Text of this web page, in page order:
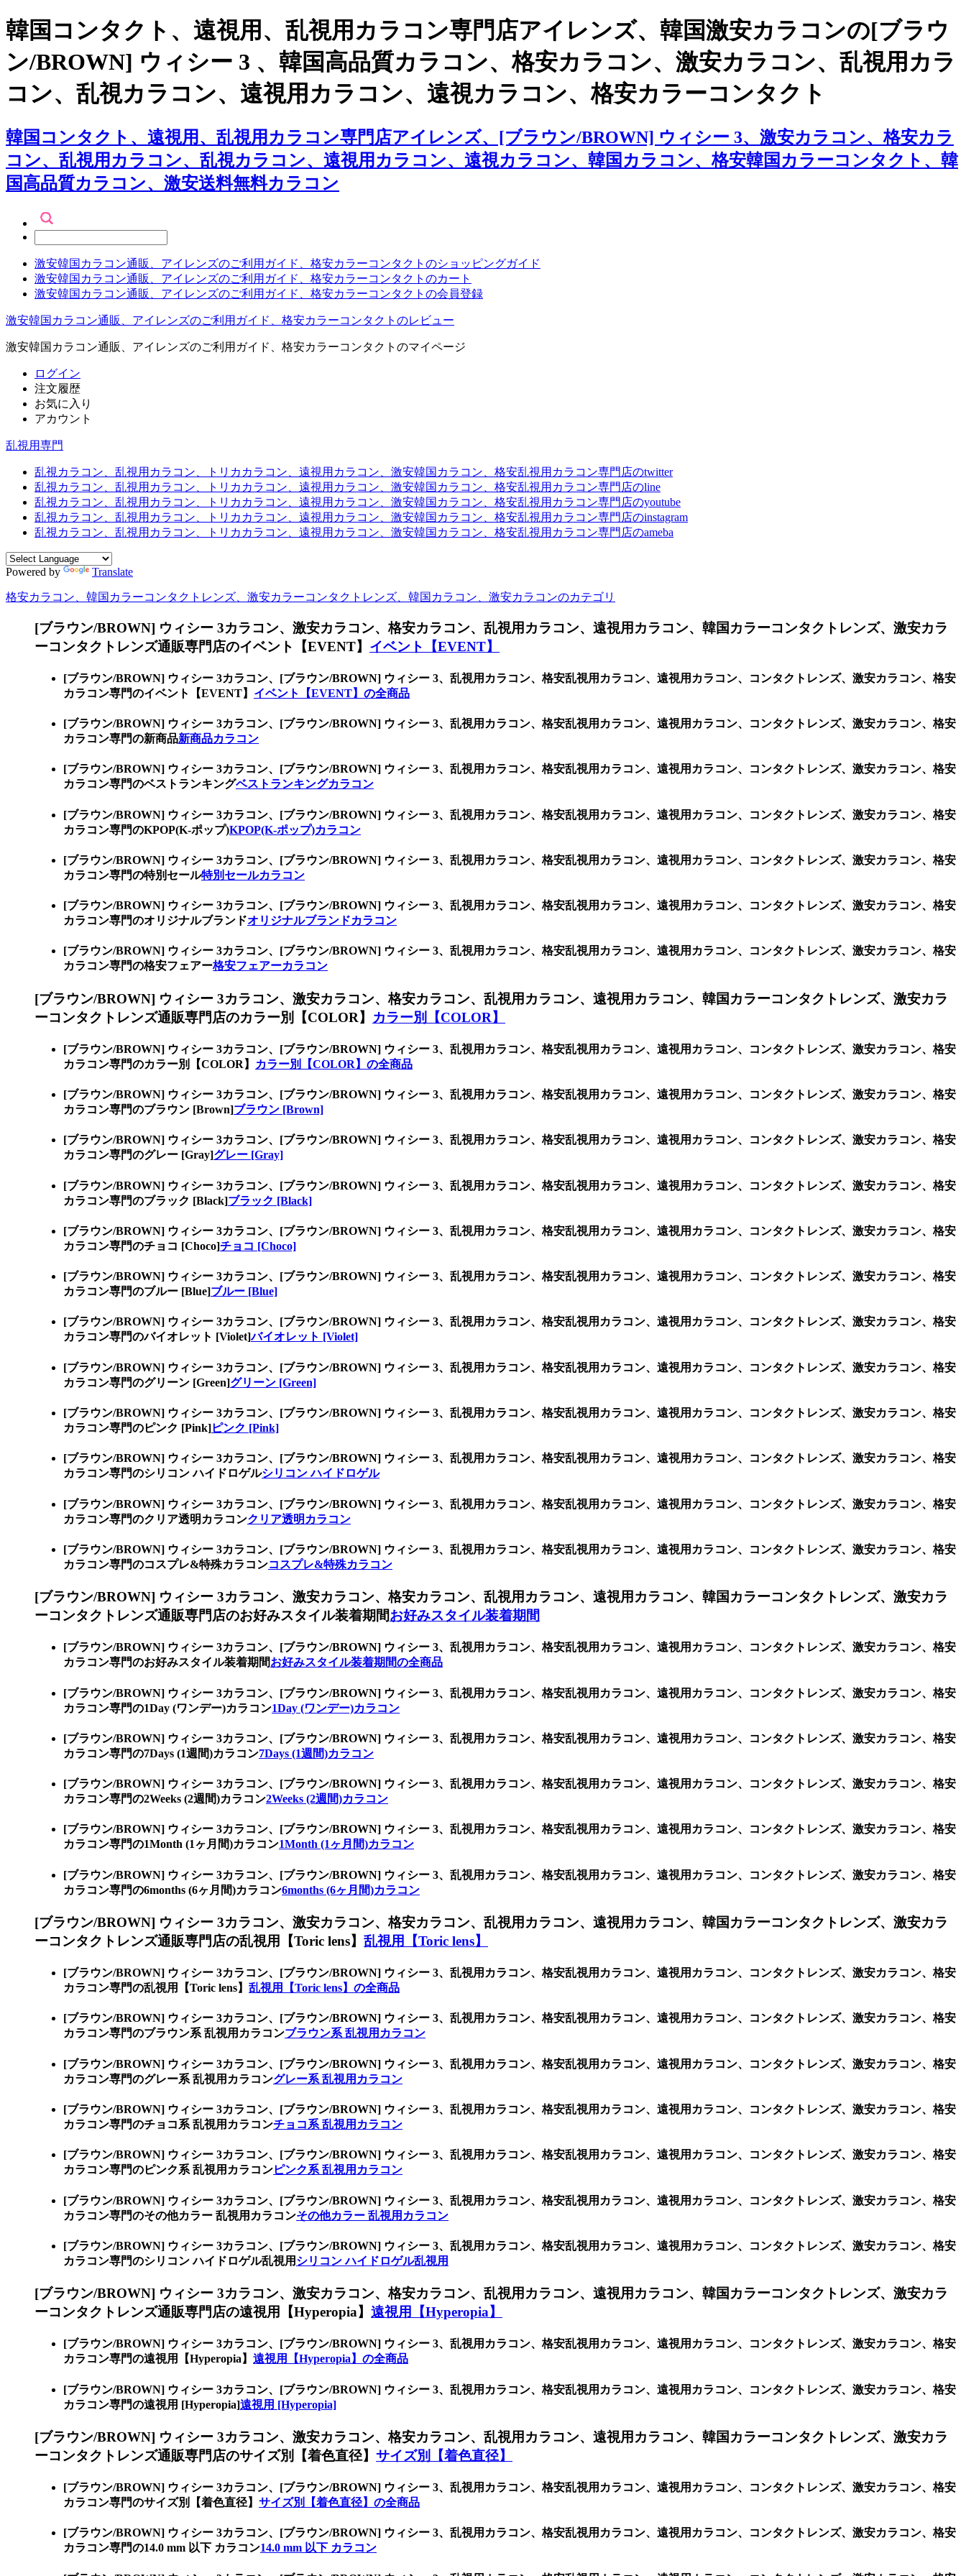
韓国コンタクト、遠視用、乱視用カラコン専門店アイレンズ、韓国激安カラコンの[ブラウ
ン/BROWN] ウィシー 3 、韓国高品質カラコン、格安カラコン、激安カラコン、乱視用カラ
コン、乱視カラコン、遠視用カラコン、遠視カラコン、格安カラーコンタクト
韓国コンタクト、遠視用、乱視用カラコン専門店アイレンズ、[ブラウン/BROWN] ウィシー 3、激安カラコン、格安カラ
コン、乱視用カラコン、乱視カラコン、遠視用カラコン、遠視カラコン、韓国カラコン、格安韓国カラーコンタクト、韓
国高品質カラコン、激安送料無料カラコン
激安韓国カラコン通販、アイレンズのご利用ガイド、格安カラーコンタクトのショッピングガイド
激安韓国カラコン通販、アイレンズのご利用ガイド、格安カラーコンタクトのカート
激安韓国カラコン通販、アイレンズのご利用ガイド、格安カラーコンタクトの会員登録
激安韓国カラコン通販、アイレンズのご利用ガイド、格安カラーコンタクトのレビュー
激安韓国カラコン通販、アイレンズのご利用ガイド、格安カラーコンタクトのマイページ
ログイン
注文履歴
お気に入り
アカウント
乱視用専門
乱視カラコン、乱視用カラコン、トリカカラコン、遠視用カラコン、激安韓国カラコン、格安乱視用カラコン専門店のtwitter
乱視カラコン、乱視用カラコン、トリカカラコン、遠視用カラコン、激安韓国カラコン、格安乱視用カラコン専門店のline
乱視カラコン、乱視用カラコン、トリカカラコン、遠視用カラコン、激安韓国カラコン、格安乱視用カラコン専門店のyoutube
乱視カラコン、乱視用カラコン、トリカカラコン、遠視用カラコン、激安韓国カラコン、格安乱視用カラコン専門店のinstagram
乱視カラコン、乱視用カラコン、トリカカラコン、遠視用カラコン、激安韓国カラコン、格安乱視用カラコン専門店のameba
Powered by Translate
格安カラコン、韓国カラーコンタクトレンズ、激安カラーコンタクトレンズ、韓国カラコン、激安カラコンのカテゴリ
[ブラウン/BROWN] ウィシー 3カラコン、 激安カラコン、格安カラコン、乱視用カラコン、遠視用カラコン、韓国カラーコンタクトレンズ、激安カラ
ーコンタクトレンズ通販専門店のイベント【EVENT】 イベント【EVENT】
[ブラウン/BROWN] ウィシー 3カラコン、 [ブラウン/BROWN] ウィシー 3、乱視用カラコン、格安乱視用カラコン、遠視用カラコン、コンタクトレンズ、激安カラコン、格安
カラコン専門のイベント【EVENT】 イベント【EVENT】の全商品
[ブラウン/BROWN] ウィシー 3カラコン、 [ブラウン/BROWN] ウィシー 3、乱視用カラコン、格安乱視用カラコン、遠視用カラコン、コンタクトレンズ、激安カラコン、格安
カラコン専門の新商品新商品カラコン
[ブラウン/BROWN] ウィシー 3カラコン、 [ブラウン/BROWN] ウィシー 3、乱視用カラコン、格安乱視用カラコン、遠視用カラコン、コンタクトレンズ、激安カラコン、格安
カラコン専門のベストランキングベストランキングカラコン
[ブラウン/BROWN] ウィシー 3カラコン、 [ブラウン/BROWN] ウィシー 3、乱視用カラコン、格安乱視用カラコン、遠視用カラコン、コンタクトレンズ、激安カラコン、格安
カラコン専門のKPOP(K-ポップ)KPOP(K-ポップ)カラコン
[ブラウン/BROWN] ウィシー 3カラコン、 [ブラウン/BROWN] ウィシー 3、乱視用カラコン、格安乱視用カラコン、遠視用カラコン、コンタクトレンズ、激安カラコン、格安
カラコン専門の特別セール特別セールカラコン
[ブラウン/BROWN] ウィシー 3カラコン、 [ブラウン/BROWN] ウィシー 3、乱視用カラコン、格安乱視用カラコン、遠視用カラコン、コンタクトレンズ、激安カラコン、格安
カラコン専門のオリジナルブランドオリジナルブランドカラコン
[ブラウン/BROWN] ウィシー 3カラコン、 [ブラウン/BROWN] ウィシー 3、乱視用カラコン、格安乱視用カラコン、遠視用カラコン、コンタクトレンズ、激安カラコン、格安
カラコン専門の格安フェアー格安フェアーカラコン
[ブラウン/BROWN] ウィシー 3カラコン、 激安カラコン、格安カラコン、乱視用カラコン、遠視用カラコン、韓国カラーコンタクトレンズ、激安カラ
ーコンタクトレンズ通販専門店のカラー別【COLOR】 カラー別【COLOR】
[ブラウン/BROWN] ウィシー 3カラコン、 [ブラウン/BROWN] ウィシー 3、乱視用カラコン、格安乱視用カラコン、遠視用カラコン、コンタクトレンズ、激安カラコン、格安
カラコン専門のカラー別【COLOR】
カラー別【COLOR】の全商品
[ブラウン/BROWN] ウィシー 3カラコン、 [ブラウン/BROWN] ウィシー 3、乱視用カラコン、格安乱視用カラコン、遠視用カラコン、コンタクトレンズ、激安カラコン、格安
カラコン専門のブラウン [Brown]ブラウン [Brown]
[ブラウン/BROWN] ウィシー 3カラコン、 [ブラウン/BROWN] ウィシー 3、乱視用カラコン、格安乱視用カラコン、遠視用カラコン、コンタクトレンズ、激安カラコン、格安
カラコン専門のグレー [Gray]グレー [Gray]
[ブラウン/BROWN] ウィシー 3カラコン、 [ブラウン/BROWN] ウィシー 3、乱視用カラコン、格安乱視用カラコン、遠視用カラコン、コンタクトレンズ、激安カラコン、格安
カラコン専門のブラック [Black]ブラック [Black]
[ブラウン/BROWN] ウィシー 3カラコン、 [ブラウン/BROWN] ウィシー 3、乱視用カラコン、格安乱視用カラコン、遠視用カラコン、コンタクトレンズ、激安カラコン、格安
カラコン専門のチョコ [Choco]チョコ [Choco]
[ブラウン/BROWN] ウィシー 3カラコン、 [ブラウン/BROWN] ウィシー 3、乱視用カラコン、格安乱視用カラコン、遠視用カラコン、コンタクトレンズ、激安カラコン、格安
カラコン専門のブルー [Blue]ブルー [Blue]
[ブラウン/BROWN] ウィシー 3カラコン、
[ブラウン/BROWN] ウィシー 3、乱視用カラコン、格安乱視用カラコン、遠視用カラコン、コンタクトレンズ、激安カラコン、格安
カラコン専門のバイオレット [Violet]バイオレット [Violet]
[ブラウン/BROWN] ウィシー 3カラコン、 [ブラウン/BROWN] ウィシー 3、乱視用カラコン、格安乱視用カラコン、遠視用カラコン、コンタクトレンズ、激安カラコン、格安
カラコン専門のグリーン [Green]グリーン [Green]
[ブラウン/BROWN] ウィシー 3カラコン、 [ブラウン/BROWN] ウィシー 3、乱視用カラコン、格安乱視用カラコン、遠視用カラコン、コンタクトレンズ、激安カラコン、格安
カラコン専門のピンク [Pink]ピンク [Pink]
[ブラウン/BROWN] ウィシー 3カラコン、 [ブラウン/BROWN] ウィシー 3、乱視用カラコン、格安乱視用カラコン、遠視用カラコン、コンタクトレンズ、激安カラコン、格安
カラコン専門のシリコン ハイドロゲルシリコン ハイドロゲル
[ブラウン/BROWN] ウィシー 3カラコン、 [ブラウン/BROWN] ウィシー 3、乱視用カラコン、格安乱視用カラコン、遠視用カラコン、コンタクトレンズ、激安カラコン、格安
カラコン専門のクリア透明カラコンクリア透明カラコン
[ブラウン/BROWN] ウィシー 3カラコン、 [ブラウン/BROWN] ウィシー 3、乱視用カラコン、格安乱視用カラコン、遠視用カラコン、コンタクトレンズ、激安カラコン、格安
カラコン専門のコスプレ&特殊カラコンコスプレ&特殊カラコン
[ブラウン/BROWN] ウィシー 3カラコン、 激安カラコン、格安カラコン、乱視用カラコン、遠視用カラコン、韓国カラーコンタクトレンズ、激安カラ
ーコンタクトレンズ通販専門店のお好みスタイル装着期間お好みスタイル装着期間
[ブラウン/BROWN] ウィシー 3カラコン、 [ブラウン/BROWN] ウィシー 3、乱視用カラコン、格安乱視用カラコン、遠視用カラコン、コンタクトレンズ、激安カラコン、格安
カラコン専門のお好みスタイル装着期間お好みスタイル装着期間の全商品
[ブラウン/BROWN] ウィシー 3カラコン、 [ブラウン/BROWN] ウィシー 3、乱視用カラコン、格安乱視用カラコン、遠視用カラコン、コンタクトレンズ、激安カラコン、格安
カラコン専門の1Day (ワンデー)カラコン1Day (ワンデー)カラコン
[ブラウン/BROWN] ウィシー 3カラコン、 [ブラウン/BROWN] ウィシー 3、乱視用カラコン、格安乱視用カラコン、遠視用カラコン、コンタクトレンズ、激安カラコン、格安
カラコン専門の7Days (1週間)カラコン7Days (1週間)カラコン
[ブラウン/BROWN] ウィシー 3カラコン、 [ブラウン/BROWN] ウィシー 3、乱視用カラコン、格安乱視用カラコン、遠視用カラコン、コンタクトレンズ、激安カラコン、格安
カラコン専門の2Weeks (2週間)カラコン2Weeks (2週間)カラコン
[ブラウン/BROWN] ウィシー 3カラコン、 [ブラウン/BROWN] ウィシー 3、乱視用カラコン、格安乱視用カラコン、遠視用カラコン、コンタクトレンズ、激安カラコン、格安
カラコン専門の1Month (1ヶ月間)カラコン1Month (1ヶ月間)カラコン
[ブラウン/BROWN] ウィシー 3カラコン、 [ブラウン/BROWN] ウィシー 3、乱視用カラコン、格安乱視用カラコン、遠視用カラコン、コンタクトレンズ、激安カラコン、格安
カラコン専門の6months (6ヶ月間)カラコン6months (6ヶ月間)カラコン
[ブラウン/BROWN] ウィシー 3カラコン、 激安カラコン、格安カラコン、乱視用カラコン、遠視用カラコン、韓国カラーコンタクトレンズ、激安カラ
ーコンタクトレンズ通販専門店の乱視用【Toric lens】 乱視用【Toric lens】
[ブラウン/BROWN] ウィシー 3カラコン、 [ブラウン/BROWN] ウィシー 3、乱視用カラコン、格安乱視用カラコン、遠視用カラコン、コンタクトレンズ、激安カラコン、格安
カラコン専門の乱視用【Toric lens】 乱視用【Toric lens】の全商品
[ブラウン/BROWN] ウィシー 3カラコン、
[ブラウン/BROWN] ウィシー 3、乱視用カラコン、格安乱視用カラコン、遠視用カラコン、コンタクトレンズ、激安カラコン、格安
カラコン専門のブラウン系 乱視用カラコンブラウン系 乱視用カラコン
[ブラウン/BROWN] ウィシー 3カラコン、 [ブラウン/BROWN] ウィシー 3、乱視用カラコン、格安乱視用カラコン、遠視用カラコン、コンタクトレンズ、激安カラコン、格安
カラコン専門のグレー系 乱視用カラコングレー系 乱視用カラコン
[ブラウン/BROWN] ウィシー 3カラコン、 [ブラウン/BROWN] ウィシー 3、乱視用カラコン、格安乱視用カラコン、遠視用カラコン、コンタクトレンズ、激安カラコン、格安
カラコン専門のチョコ系 乱視用カラコンチョコ系 乱視用カラコン
[ブラウン/BROWN] ウィシー 3カラコン、 [ブラウン/BROWN] ウィシー 3、乱視用カラコン、格安乱視用カラコン、遠視用カラコン、コンタクトレンズ、激安カラコン、格安
カラコン専門のピンク系 乱視用カラコンピンク系 乱視用カラコン
[ブラウン/BROWN] ウィシー 3カラコン、 [ブラウン/BROWN] ウィシー 3、乱視用カラコン、格安乱視用カラコン、遠視用カラコン、コンタクトレンズ、激安カラコン、格安
カラコン専門のその他カラー 乱視用カラコンその他カラー 乱視用カラコン
[ブラウン/BROWN] ウィシー 3カラコン、 [ブラウン/BROWN] ウィシー 3、乱視用カラコン、格安乱視用カラコン、遠視用カラコン、コンタクトレンズ、激安カラコン、格安
カラコン専門のシリコン ハイドロゲル乱視用 シリコン ハイドロゲル乱視用
[ブラウン/BROWN] ウィシー 3カラコン、 激安カラコン、格安カラコン、乱視用カラコン、遠視用カラコン、韓国カラーコンタクトレンズ、激安カラ
ーコンタクトレンズ通販専門店の遠視用【Hyperopia】 遠視用【Hyperopia】
[ブラウン/BROWN] ウィシー 3カラコン、 [ブラウン/BROWN] ウィシー 3、乱視用カラコン、格安乱視用カラコン、遠視用カラコン、コンタクトレンズ、激安カラコン、格安
カラコン専門の遠視用【Hyperopia】 遠視用【Hyperopia】の全商品
[ブラウン/BROWN] ウィシー 3カラコン、 [ブラウン/BROWN] ウィシー 3、乱視用カラコン、格安乱視用カラコン、遠視用カラコン、コンタクトレンズ、激安カラコン、格安
カラコン専門の遠視用 [Hyperopia]遠視用 [Hyperopia]
[ブラウン/BROWN] ウィシー 3カラコン、 激安カラコン、格安カラコン、乱視用カラコン、遠視用カラコン、韓国カラーコンタクトレンズ、激安カラ
ーコンタクトレンズ通販専門店のサイズ別【着色直径】 サイズ別【着色直径】
[ブラウン/BROWN] ウィシー 3カラコン、 [ブラウン/BROWN] ウィシー 3、乱視用カラコン、格安乱視用カラコン、遠視用カラコン、コンタクトレンズ、激安カラコン、格安
カラコン専門のサイズ別【着色直径】 サイズ別【着色直径】の全商品
[ブラウン/BROWN] ウィシー 3カラコン、 [ブラウン/BROWN] ウィシー 3、乱視用カラコン、格安乱視用カラコン、遠視用カラコン、コンタクトレンズ、激安カラコン、格安
カラコン専門の14.0 mm 以下 カラコン14.0 mm 以下 カラコン